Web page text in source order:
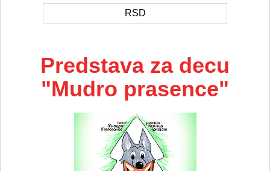
RSD
Predstava za decu
"Mudro prasence"